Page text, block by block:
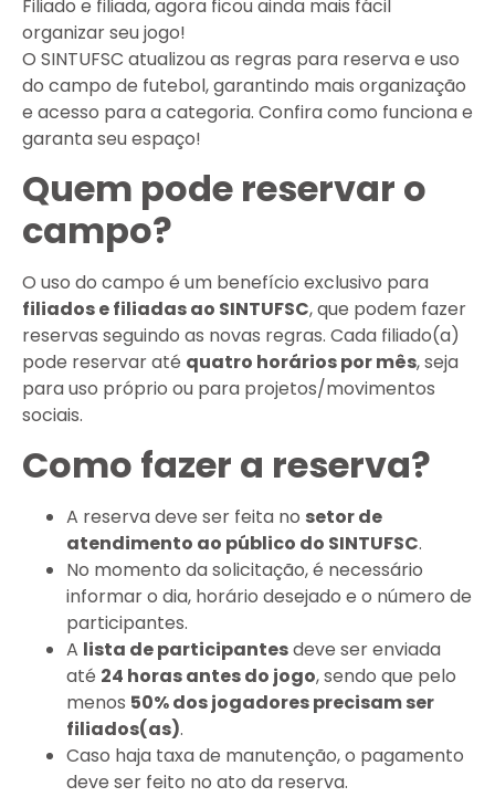
Filiado e filiada, agora ficou ainda mais fácil
organizar seu jogo!
O SINTUFSC atualizou as regras para reserva e uso
do campo de futebol, garantindo mais organização
e acesso para a categoria. Confira como funciona e
garanta seu espaço!
Quem pode reservar o
campo?
O uso do campo é um benefício exclusivo para
filiados e filiadas ao SINTUFSC, que podem fazer
reservas seguindo as novas regras. Cada filiado(a)
pode reservar até quatro horários por mês, seja
para uso próprio ou para projetos/movimentos
sociais.
Como fazer a reserva?
A reserva deve ser feita no setor de
atendimento ao público do SINTUFSC.
No momento da solicitação, é necessário
informar o dia, horário desejado e o número de
participantes.
A lista de participantesdeve ser enviada
até 24 horas antes do jogo, sendo que pelo
menos 50% dos jogadores precisam ser
filiados(as).
Caso haja taxa de manutenção, o pagamento
deve ser feito no ato da reserva.